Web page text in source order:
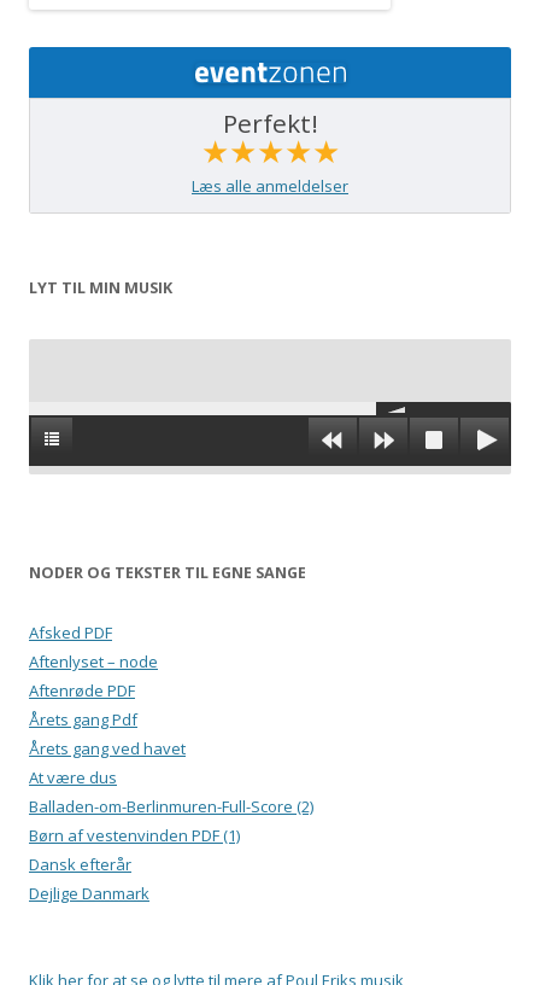
Perfekt!
★★★★★
Læs alle anmeldelser
LYT TIL MIN MUSIK
NODER OG TEKSTER TIL EGNE SANGE
Afsked PDF
Aftenlyset – node
Aftenrøde PDF
Årets gang Pdf
Årets gang ved havet
At være dus
Balladen-om-Berlinmuren-Full-Score (2)
Børn af vestenvinden PDF (1)
Dansk efterår
Dejlige Danmark
Klik her for at se og lytte til mere af Poul Eriks musik